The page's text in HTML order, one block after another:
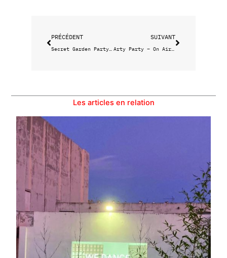
PRÉCÉDENT
Secret Garden Party au Chalet du Jardin
SUIVANT
Arty Party – On Air à la Friche
Les articles en relation